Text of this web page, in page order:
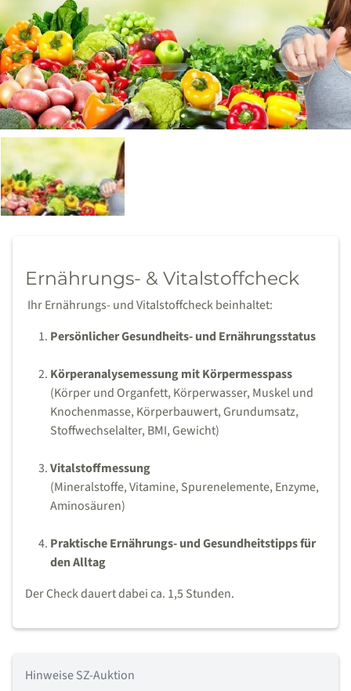
Ernährungs- & Vitalstoffcheck
Ihr Ernährungs- und Vitalstoffcheck beinhaltet:
Persönlicher Gesundheits- und Ernährungsstatus
Körperanalysemessung mit Körpermesspass
(Körper und Organfett, Körperwasser, Muskel und
Knochenmasse, Körperbauwert, Grundumsatz,
Stoffwechselalter, BMI, Gewicht)
Vitalstoffmessung
(Mineralstoffe, Vitamine, Spurenelemente, Enzyme,
Aminosäuren)
Praktische Ernährungs- und Gesundheitstipps für
den Alltag
Der Check dauert dabei ca. 1,5 Stunden.
Hinweise SZ-Auktion